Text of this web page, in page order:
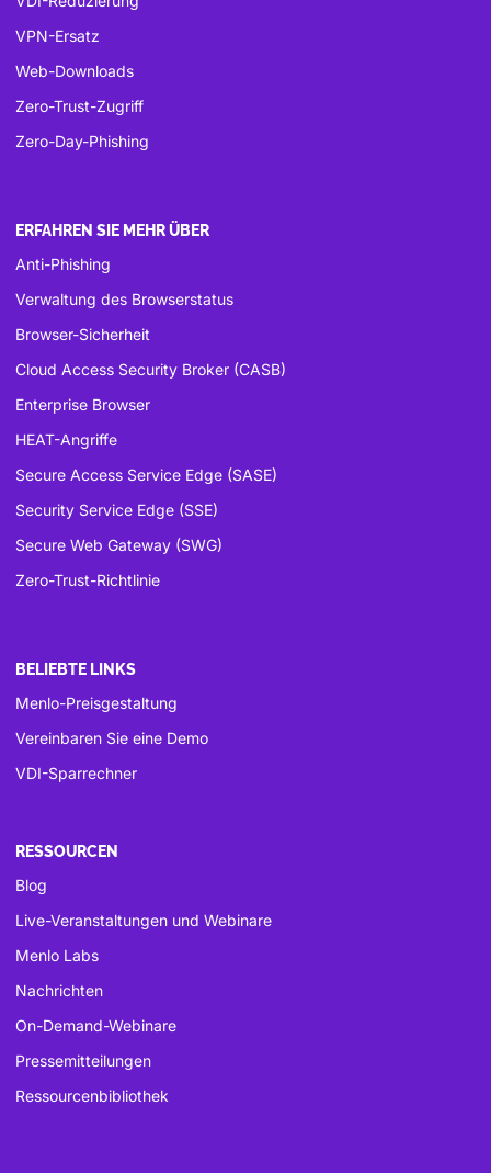
VPN-Ersatz
Web-Downloads
Zero-Trust-Zugriff
Zero-Day-Phishing
ERFAHREN SIE MEHR ÜBER
Anti-Phishing
Verwaltung des Browserstatus
Browser-Sicherheit
Cloud Access Security Broker (CASB)
Enterprise Browser
HEAT-Angriffe
Secure Access Service Edge (SASE)
Security Service Edge (SSE)
Secure Web Gateway (SWG)
Zero-Trust-Richtlinie
BELIEBTE LINKS
Menlo-Preisgestaltung
Vereinbaren Sie eine Demo
VDI-Sparrechner
RESSOURCEN
Blog
Live-Veranstaltungen und Webinare
Menlo Labs
Nachrichten
On-Demand-Webinare
Pressemitteilungen
Ressourcenbibliothek